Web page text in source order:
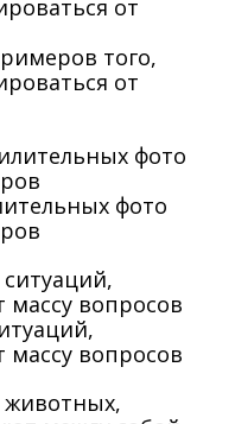
того,
от
фото
вопросов